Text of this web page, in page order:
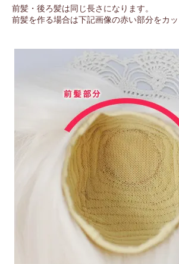
前髪・後ろ髪は同じ長さになります。
前髪を作る場合は下記画像の赤い部分をカッ